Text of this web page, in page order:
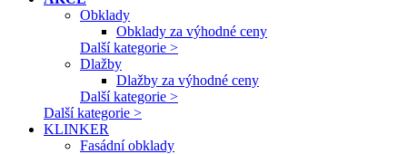
Obklady
Obklady za výhodné ceny
Další kategorie >
Dlažby
Dlažby za výhodné ceny
Další kategorie >
Další kategorie >
KLINKER
Fasádní obklady